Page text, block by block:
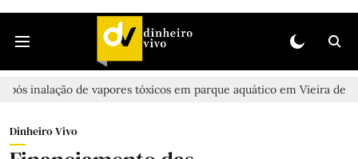
de vapores tóxicos em parque aquático em Vieira de Leiria
Dinheiro Vivo